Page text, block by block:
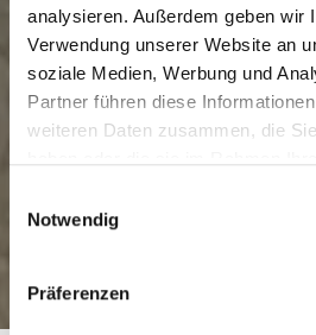
analysieren. Außerdem geben wir
Verwendung unserer Website an
soziale Medien, Werbung und
Partner führen diese
weiteren Daten zusammen, die
Notwendig
Präferenzen